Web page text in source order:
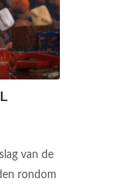
van de
rondom